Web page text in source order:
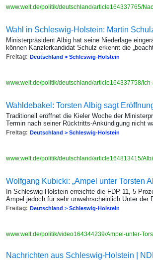
www.welt.de/politik/deutschland/article164337765/
Wahl in Schleswig-Holstein: Martin
Ministerpräsident Albig hat seine Niederlage
können Kanzlerkandidat Schulz erkennt die
Freitag: Deutschland > Schleswig-Holstein
www.welt.de/politik/deutschland/article164337758/
Wahldebakel: Torsten Albig sagt
Traditionell eröffnet die Kieler Woche der
Termin nach seiner Rücktritts-Ankündigung nicht
Freitag: Deutschland > Schleswig-Holstein
www.welt.de/politik/deutschland/article164813415/
Wolfgang Kubicki: „Ampel unter Torsten
In Schleswig-Holstein erreichte die FDP 11, 5
Ampel jedoch für sehr unwahrscheinlich Unter
Freitag: Deutschland > Schleswig-Holstein
www.welt.de/politik/video164344239/Ampel-unter-
Nachrichten aus Schleswig-Holstein |